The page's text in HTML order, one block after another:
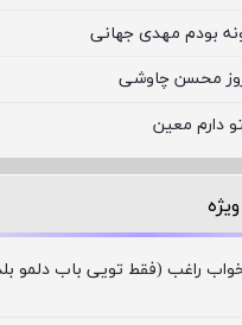
بودم مهدی جهانی
دارم معین
راغب (فقط تویی باب دلمو